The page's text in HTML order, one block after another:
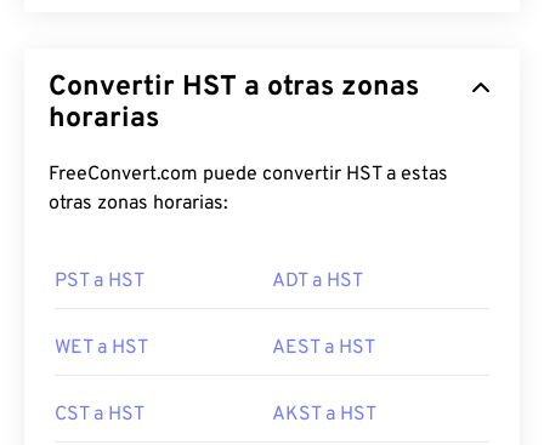
Convertir HST a otras zonas
horarias
FreeConvert.com puede convertir HST a estas
otras zonas horarias:
PST a HST ADT a HST
WET a HST AEST a HST
CST a HST AKST a HST